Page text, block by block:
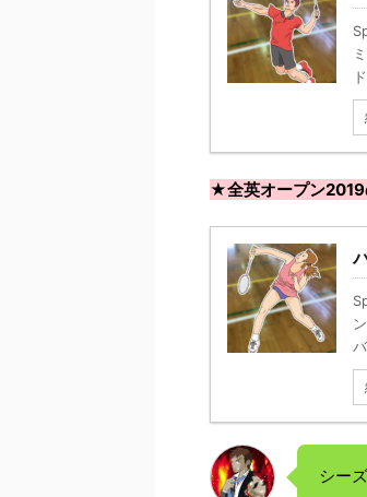
★全英オープン2019
シー